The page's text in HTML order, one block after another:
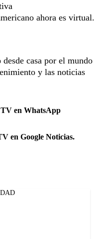
ahora es virtual.
casa por el mundo
y las noticias
en WhatsApp
en Google Noticias.